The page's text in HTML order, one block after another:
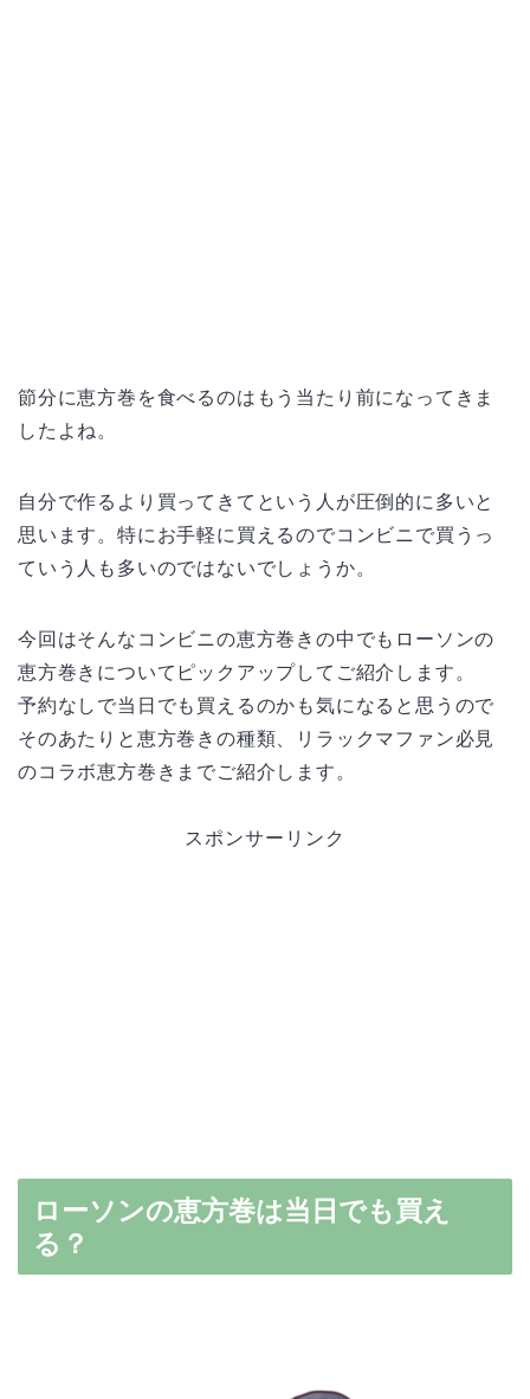
節分に恵方巻を食べるのはもう当たり前になってきま
したよね。
自分で作るより買ってきてという人が圧倒的に多いと
思います。特にお手軽に買えるのでコンビニで買うっ
ていう人も多いのではないでしょうか。
今回はそんなコンビニの恵方巻きの中でもローソンの
恵方巻きについてピックアップしてご紹介します。
予約なしで当日でも買えるのかも気になると思うので
そのあたりと恵方巻きの種類、リラックマファン必見
のコラボ恵方巻きまでご紹介します。
スポンサーリンク
ローソンの恵方巻は当日でも買え
る？